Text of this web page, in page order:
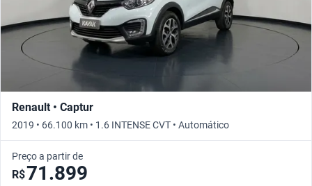
Renault • Captur
2019 • 66.100 km • 1.6 INTENSE CVT • Automático
Preço a partir de
R$71.899